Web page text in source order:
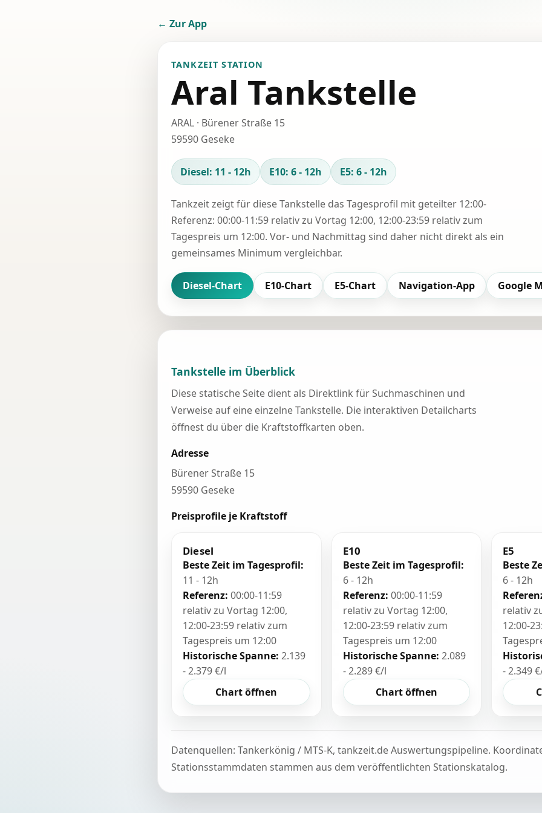
← Zur App
TANKZEIT STATION
Aral Tankstelle
ARAL · Bürener Straße 15
59590 Geseke
Diesel: 11 - 12h E10: 6 - 12h E5: 6 - 12h
Tankzeit zeigt für diese Tankstelle das Tagesprofil mit geteilter 12:00-
Referenz: 00:00-11:59 relativ zu Vortag 12:00, 12:00-23:59 relativ zum
Tagespreis um 12:00. Vor- und Nachmittag sind daher nicht direkt als ein
gemeinsames Minimum vergleichbar.
Diesel-Chart E10-Chart E5-Chart Navigation-App Google
Tankstelle im Überblick
Diese statische Seite dient als Direktlink für Suchmaschinen und
Verweise auf eine einzelne Tankstelle. Die interaktiven Detailcharts
öffnest du über die Kraftstoffkarten oben.
Adresse
Bürener Straße 15
59590 Geseke
Preisprofile je Kraftstoff
Diesel
Beste Zeit im Tagesprofil:
11 - 12h
Referenz: 00:00-11:59
relativ zu Vortag 12:00,
12:00-23:59 relativ zum
Tagespreis um 12:00
Historische Spanne: 2.139
- 2.379 €/l
Chart öffnen
E10
Beste Zeit im Tagesprofil:
6 - 12h
Referenz: 00:00-11:59
relativ zu Vortag 12:00,
12:00-23:59 relativ zum
Tagespreis um 12:00
Historische Spanne: 2.089
- 2.289 €/l
Chart öffnen
E5
Beste
6 - 12h
relativ
12:00-
- 2.349
Datenquellen: Tankerkönig / MTS-K, tankzeit.de Auswertungspipeline.
Stationsstammdaten stammen aus dem veröffentlichten Stationskatalog.